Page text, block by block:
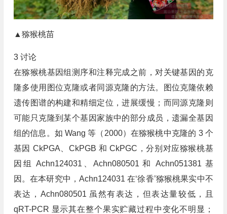
▲猕猴桃苗
3 讨论
在猕猴桃基因组测序和注释完成之前，对关键基因的克
隆多使用图位克隆或者同源克隆的方法。图位克隆依赖
遗传图谱的构建和精细定位，进展缓慢；而同源克隆则
可能只克隆到某个基因家族中的部分成员，遗漏全基因
组的信息。如 Wang 等（2000）在猕猴桃中克隆的 3 个
基因 CkPGA、CkPGB 和 CkPGC，分别对应猕猴桃基
因组 Achn124031、Achn080501 和 Achn051381 基
因。在本研究中，Achn124031 在‘徐香’猕猴桃果实中不
表达，Achn080501 虽然有表达，但表达量较低，且
qRT-PCR 显示其在整个果实贮藏过程中变化不明显；